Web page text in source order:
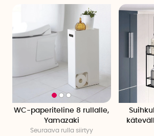
WC-paperiteline 8 rullalle,
Yamazaki
Seuraava rulla siirtyy